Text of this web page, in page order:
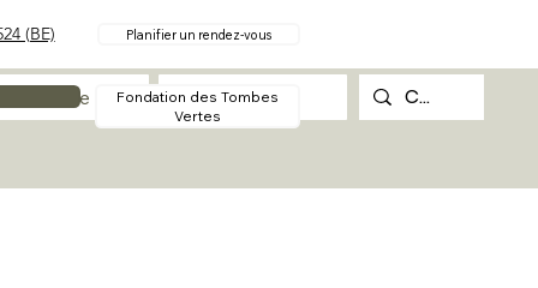
(BE) Planifier un rendez-vous
Contact
Fondation des Tombes
Vertes